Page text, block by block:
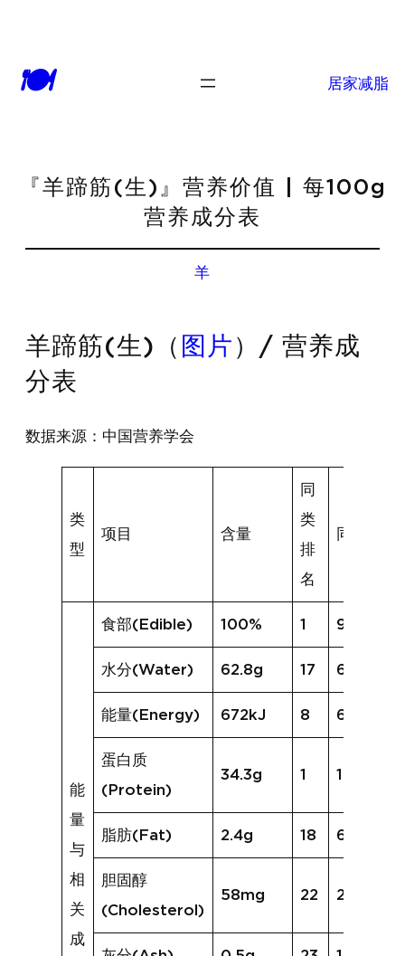
🍽 居家减脂
『羊蹄筋(生)』营养价值 | 每100g
营养成分表
羊
羊蹄筋(生)（ 图片 ）/ 营养成
分表
数据来源：中国营养学会
类
型
项目 含量
同
类
排
名
同类均值
能
量
与
相
关
成
食部(Edible) 100% 1 95%
水分(Water) 62.8g 17 69.8g
能量(Energy) 672kJ 8 625kJ
蛋白质
(Protein)
34.3g 1 18.5g
脂肪(Fat) 2.4g 18 6.8g
胆固醇
(Cholesterol)
58mg 22 208mg